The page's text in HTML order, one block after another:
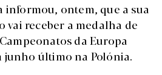
informou, ontem, que a sua
vai receber a medalha de
da Europa
junho último na Polónia.